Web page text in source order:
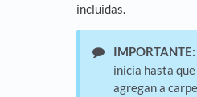
incluidas.
IMPORTANTE:
inicia hasta
agregan a